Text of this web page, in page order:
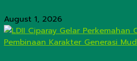
August 1, 2026